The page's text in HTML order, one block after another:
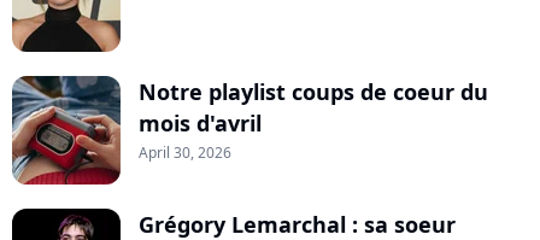
Notre playlist coups de coeur du
mois d'avril
April 30, 2026
Grégory Lemarchal : sa soeur